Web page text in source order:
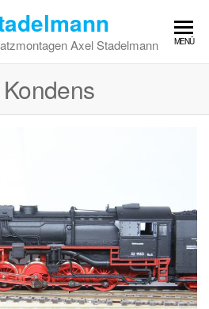
Axel Stadelmann MENÜ
Kondens